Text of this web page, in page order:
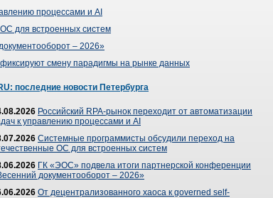
процессами и AI
для встроенных систем
– 2026»
смену парадигмы на рынке данных
последние новости Петербурга
Российский RPA-рынок переходит от автоматизации
к управлению процессами и AI
Системные программисты обсудили переход на
ОС для встроенных систем
ГК «ЭОС» подвела итоги партнерской конференции
документооборот – 2026»
От децентрализованного хаоса к governed self-